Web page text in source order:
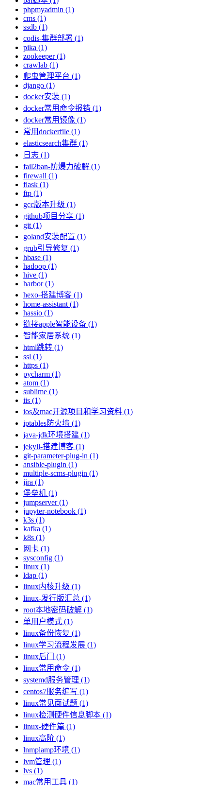
phpmyadmin (1)
cms (1)
ssdb (1)
codis-集群部署 (1)
pika (1)
zookeeper (1)
crawlab (1)
爬虫管理平台 (1)
django (1)
docker安装 (1)
docker常用命令报错 (1)
docker常用镜像 (1)
常用dockerfile (1)
elasticsearch集群 (1)
日志 (1)
fail2ban-防爆力破解 (1)
firewall (1)
flask (1)
ftp (1)
gcc版本升级 (1)
github项目分享 (1)
git (1)
goland安装配置 (1)
grub引导修复 (1)
hbase (1)
hadoop (1)
hive (1)
harbor (1)
hexo-搭建博客 (1)
home-assistant (1)
hassio (1)
链接apple智能设备 (1)
智能家居系统 (1)
html跳转 (1)
ssl (1)
https (1)
pycharm (1)
atom (1)
sublime (1)
iis (1)
ios及mac开源项目和学习资料 (1)
iptables防火墙 (1)
java-jdk环境搭建 (1)
jekyll-搭建博客 (1)
git-parameter-plug-in (1)
ansible-plugin (1)
multiple-scms-plugin (1)
jira (1)
堡垒机 (1)
jumpserver (1)
jupyter-notebook (1)
k3s (1)
kafka (1)
k8s (1)
网卡 (1)
sysconfig (1)
linux (1)
ldap (1)
linux内核升级 (1)
linux-发行版汇总 (1)
root本地密码破解 (1)
单用户模式 (1)
linux备份恢复 (1)
linux学习流程发展 (1)
linux后门 (1)
linux常用命令 (1)
systemd服务管理 (1)
centos7服务编写 (1)
linux常见面试题 (1)
linux检测硬件信息脚本 (1)
linux-硬件篇 (1)
linux高阶 (1)
lnmplamp环境 (1)
lvm管理 (1)
lvs (1)
mac常用工具 (1)